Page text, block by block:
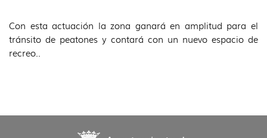
Con esta actuación la zona ganará en amplitud para el
tránsito de peatones y contará con un nuevo espacio de
recreo..